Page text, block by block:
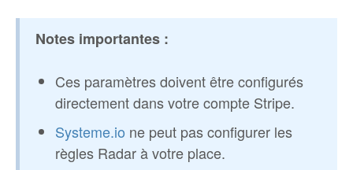
Notes importantes :
Ces paramètres doivent être configurés
directement dans votre compte Stripe.
Systeme.io ne peut pas configurer les
règles Radar à votre place.